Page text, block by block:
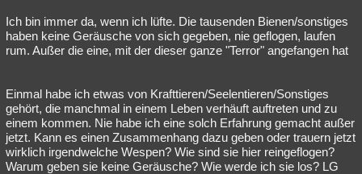
Ich bin immer da, wenn ich lüfte. Die tausenden Bienen/sonstiges
haben keine Geräusche von sich gegeben, nie geflogen, laufen
rum. Außer die eine, mit der dieser ganze "Terror" angefangen hat
Einmal habe ich etwas von Krafttieren/Seelentieren/Sonstiges
gehört, die manchmal in einem Leben verhäuft auftreten und zu
einem kommen. Nie habe ich eine solch Erfahrung gemacht außer
jetzt. Kann es einen Zusammenhang dazu geben oder trauern jetzt
wirklich irgendwelche Wespen? Wie sind sie hier reingeflogen?
Warum geben sie keine Geräusche? Wie werde ich sie los? LG